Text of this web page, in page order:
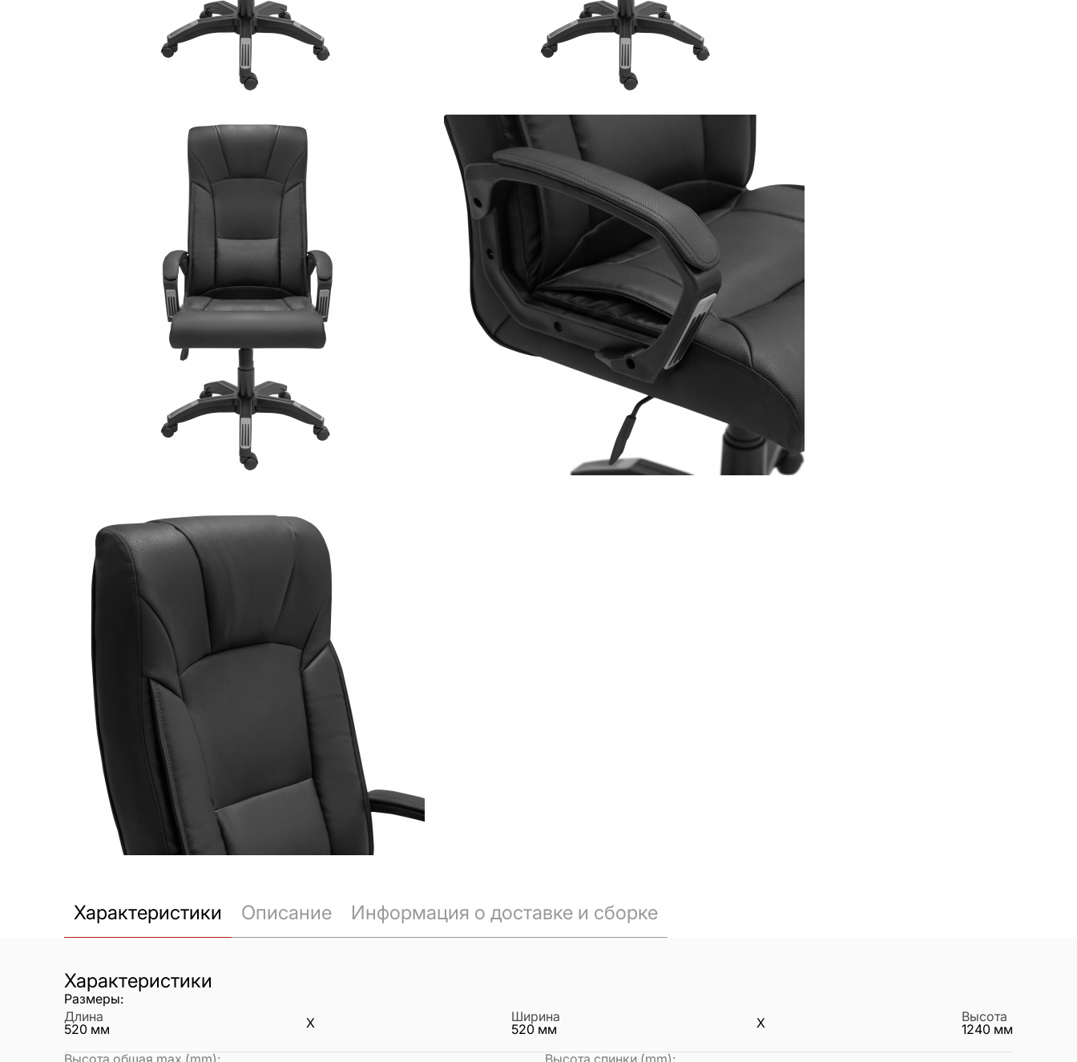
Характеристики Описание Информация о доставке и сборке
Характеристики
Размеры:
Длина
520 мм X
Ширина
520 мм X
Высота
1240 мм